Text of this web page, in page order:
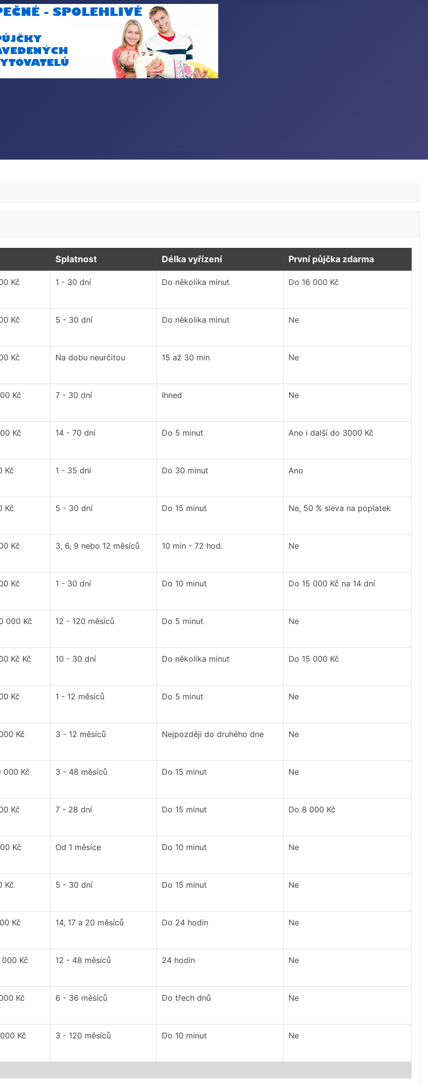
Splatnost Délka vyřízení První půjčka zdarma
Kč 1 - 30 dní Do několika minut Do 16 000 Kč
Kč 5 - 30 dní Do několika minut Ne
Kč Na dobu neurčitou 15 až 30 min Ne
Kč 7 - 30 dní Ihned Ne
Kč 14 - 70 dní Do 5 minut Ano i další do 3000 Kč
Kč 1 - 35 dní Do 30 minut Ano
Kč 5 - 30 dní Do 15 minut Ne, 50 % sleva na poplatek
Kč 3, 6, 9 nebo 12 měsíců 10 min - 72 hod. Ne
Kč 1 - 30 dní Do 10 minut Do 15 000 Kč na 14 dní
000 Kč 12 - 120 měsíců Do 5 minut Ne
Kč Kč 10 - 30 dní Do několika minut Do 15 000 Kč
Kč 1 - 12 měsíců Do 5 minut Ne
Kč 3 - 12 měsíců Nejpozději do druhého dne Ne
000 Kč 3 - 48 měsíců Do 15 minut Ne
Kč 7 - 28 dní Do 15 minut Do 8 000 Kč
Kč Od 1 měsíce Do 10 minut Ne
Kč 5 - 30 dní Do 15 minut Ne
Kč 14, 17 a 20 měsíců Do 24 hodin Ne
Kč 12 - 48 měsíců 24 hodin Ne
Kč 6 - 36 měsíců Do třech dnů Ne
Kč 3 - 120 měsíců Do 10 minut Ne